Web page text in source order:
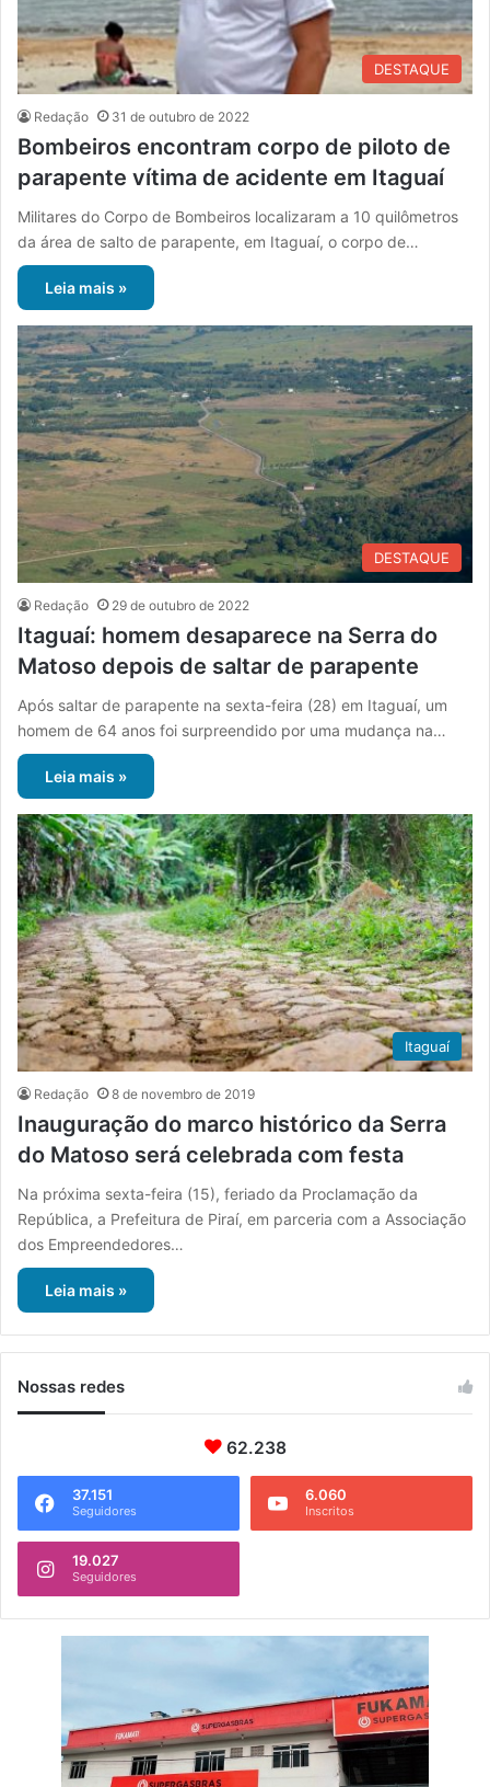
DESTAQUE
Redação 31 de outubro de 2022
Bombeiros encontram corpo de piloto de
parapente vítima de acidente em Itaguaí
Militares do Corpo de Bombeiros localizaram a 10 quilômetros
da área de salto de parapente, em Itaguaí, o corpo de…
Leia mais »
DESTAQUE
Redação 29 de outubro de 2022
Itaguaí: homem desaparece na Serra do
Matoso depois de saltar de parapente
Após saltar de parapente na sexta-feira (28) em Itaguaí, um
homem de 64 anos foi surpreendido por uma mudança na…
Leia mais »
Itaguaí
Redação 8 de novembro de 2019
Inauguração do marco histórico da Serra
do Matoso será celebrada com festa
Na próxima sexta-feira (15), feriado da Proclamação da
República, a Prefeitura de Piraí, em parceria com a Associação
dos Empreendedores…
Leia mais »
Nossas redes
62.238
37.151
Seguidores
6.060
Inscritos
19.027
Seguidores